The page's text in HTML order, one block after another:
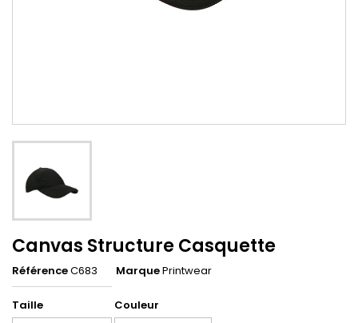
Canvas Structure Casquette
RéférenceC683 MarquePrintwear
Taille Couleur